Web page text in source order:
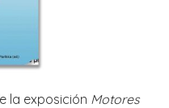
la exposición Motores